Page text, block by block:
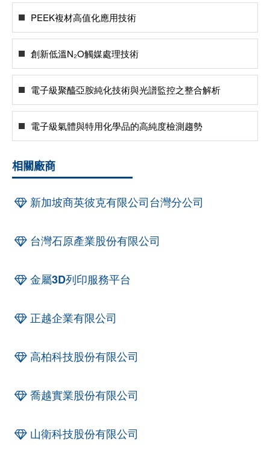
PEEK複材高值化應用技術
創新低溫N₂O觸媒處理技術
電子級聚醯亞胺純化技術與光譜監控之整合解析
電子級氣體與特用化學品的高純度檢測趨勢
相關廠商
新加坡商英彼克有限公司台灣分公司
台灣石原產業股份有限公司
金屬3D列印服務平台
正越企業有限公司
高柏科技股份有限公司
喬越實業股份有限公司
山衛科技股份有限公司